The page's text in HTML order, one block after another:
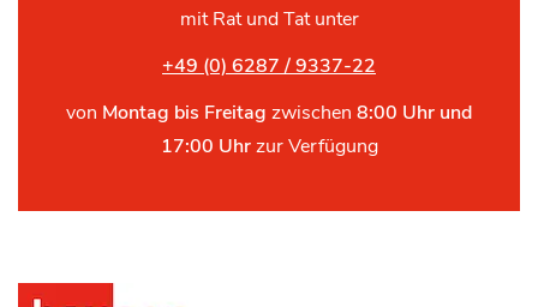
mit Rat und Tat unter
+49 (0) 6287 / 9337-22
von Montag bis Freitag zwischen 8:00 Uhr und
17:00 Uhrzur Verfügung